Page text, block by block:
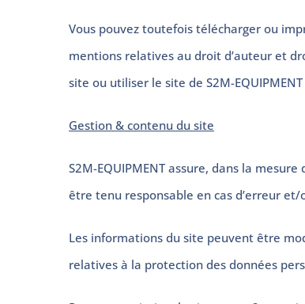
Vous pouvez toutefois télécharger ou
mentions relatives au droit d’auteur et
site ou utiliser le site de S2M-
Gestion & contenu du site
S2M-EQUIPMENT assure, dans la
être tenu responsable en cas d’erreur
Les informations du site peuvent être
relatives à la protection des données